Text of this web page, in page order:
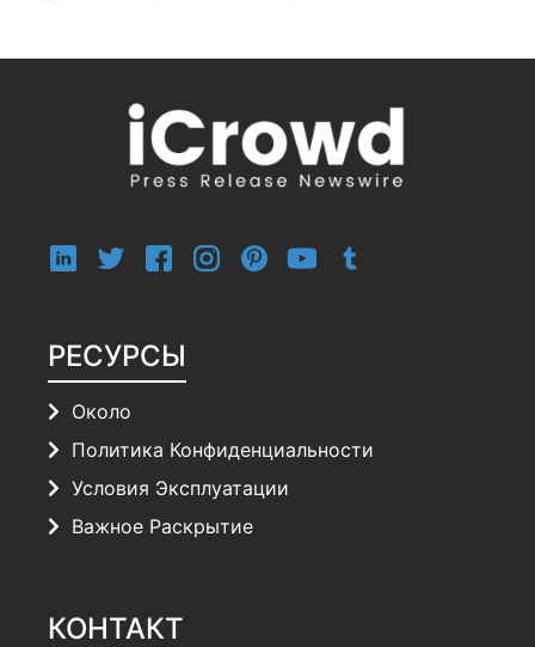
РЕСУРСЫ
Около
Политика Конфиденциальности
Условия Эксплуатации
Важное Раскрытие
КОНТАКТ